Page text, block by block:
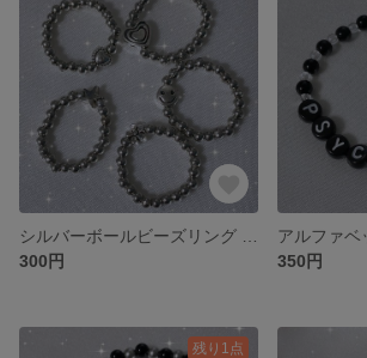
300円
350円
残り1点